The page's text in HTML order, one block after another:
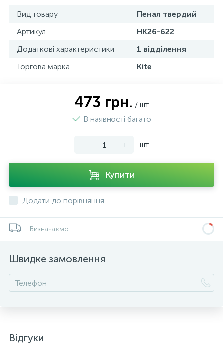
Вид товару
Пенал твердий
Артикул
HK26-622
Додаткові характеристики
1 відділення
Торгова марка
Kite
473 грн. / шт
В наявності багато
- + шт
Купити
Додати до порівняння
Визначаємо...
Швидке замовлення
Відгуки